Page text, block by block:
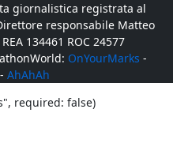
giornalistica registrata al
responsabile Matteo
134461 ROC 24577
OnYourMarks -
- AhAhAh
required: false)